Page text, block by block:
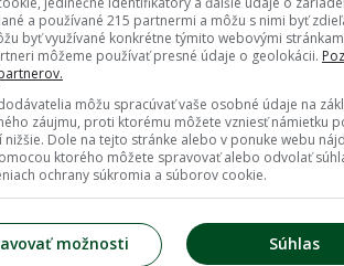
a používané 215 partnermi a môžu s nimi byť
byť využívané konkrétne týmito webovými
môžeme používať presné údaje o geolokácii.
môžu spracúvať vaše osobné údaje na
záujmu, proti ktorému môžete vzniesť námietku
nižšie. Dole na tejto stránke alebo v ponuke webu
ktorého môžete spravovať alebo odvolať
ochrany súkromia a súborov cookie.
Súhlas
možnosti